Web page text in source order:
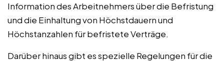
Information des Arbeitnehmers über die Befristung
und die Einhaltung von Höchstdauern und
Höchstanzahlen für befristete Verträge.
Darüber hinaus gibt es spezielle Regelungen für die